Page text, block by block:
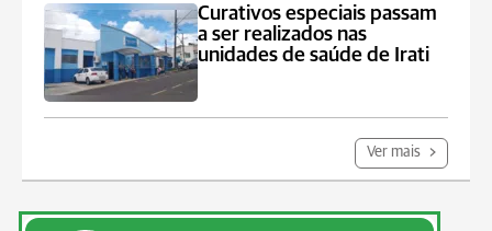
Curativos especiais passam
a ser realizados nas
unidades de saúde de Irati
Ver mais